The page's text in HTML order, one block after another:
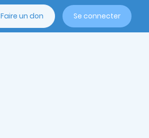
Faire un don Se connecter